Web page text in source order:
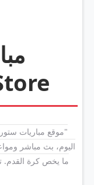
"موقع مباريات ستور
اليوم، بث مباشر
ما يخص كرة القدم.